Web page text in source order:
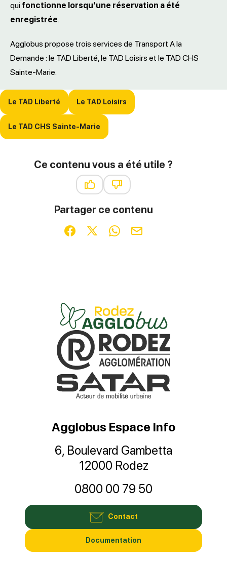
qui fonctionne lorsqu’une réservation a été
enregistrée.
Agglobus propose trois services de Transport A la
Demande : le TAD Liberté, le TAD Loisirs et le TAD CHS
Sainte-Marie.
Le TAD Liberté Le TAD Loisirs
Le TAD CHS Sainte-Marie
Ce contenu vous a été utile ?
Partager ce contenu
Partager sur Facebook (nouvelle fenêtre)
Partager sur X / Twitter (nouvelle
Partager sur WhatsApp
Partager par mail
Agglobus Espace Info
6, Boulevard Gambetta
12000 Rodez
0800 00 79 50
Contact
Documentation